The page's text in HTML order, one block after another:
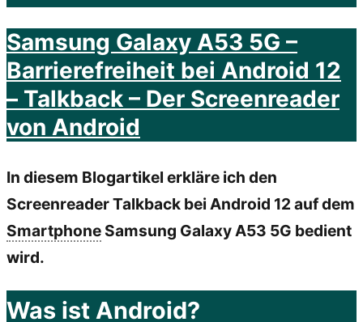
Samsung Galaxy A53 5G –
Barrierefreiheit bei Android 12
– Talkback – Der Screenreader
von Android
In diesem Blogartikel erkläre ich den
Screenreader Talkback bei Android 12 auf dem
Smartphone Samsung Galaxy A53 5G bedient
wird.
Was ist Android?